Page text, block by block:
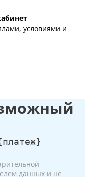
условиями и
данных и не